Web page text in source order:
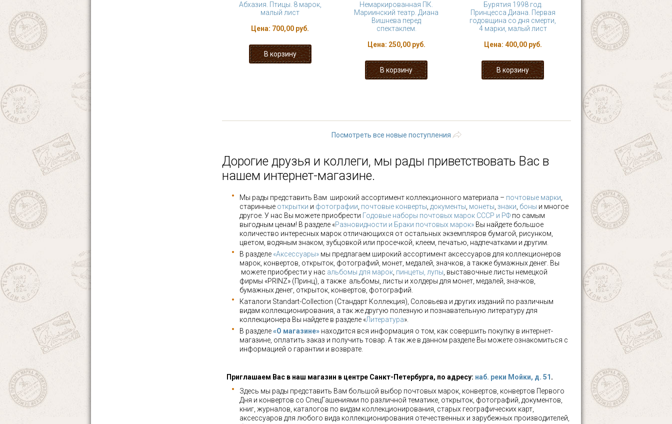
Абхазия. Птицы. 8 марок,
малый лист
Цена: 700,00 руб.
Немаркированная ПК.
Мариинский театр. Диана
Вишнева перед
спектаклем.
Цена: 250,00 руб.
Бурятия 1998 год.
Принцесса Диана. Первая
годовщина со дня смерти,
4 марки, малый лист
Цена: 400,00 руб.
Посмотреть все новые поступления
Дорогие друзья и коллеги, мы рады приветствовать Вас в
нашем интернет-магазине.
Мы рады представить Вам широкий ассортимент коллекционного материала – почтовые марки
старинные открытки и фотографии почтовые конверты документы монеты знаки боны и многое
другое. У нас Вы можете приобрести Годовые наборы почтовых марок СССР и РФ по самым
выгодным ценам! В разделе «Разновидности и Браки почтовых марок» Вы найдете большое
количество интересных марок отличающихся от остальных экземпляров бумагой, рисунком,
цветом, водяным знаком, зубцовкой или просечкой, клеем, печатью, надпечатками и другим.
В разделе «Аксессуары» мы предлагаем широкий ассортимент аксессуаров для коллекционеров
марок, конвертов, открыток, фотографий, монет, медалей, значков, а также бумажных денег. Вы
можете приобрести у нас альбомы для марок пинцеты, лупы , выставочные листы немецкой
фирмы «PRINZ» (Принц), а также альбомы, листы и холдеры для монет, медалей, значков,
бумажных денег, открыток, конвертов, фотографий.
Каталоги Standart-Collection (Стандарт Коллекция), Соловьева и других изданий по различным
видам коллекционирования, а так же другую полезную и познавательную литературу для
коллекционера Вы найдете в разделе «Литература».
В разделе«О магазине» находится вся информация о том, как совершить покупку в интернет-
магазине, оплатить заказ и получить товар. А так же в данном разделе Вы можете ознакомиться с
информацией о гарантии и возврате.
Приглашаем Вас в наш магазин в центре Санкт-Петербурга, по адресу: наб. реки Мойки, д. 51 .
Здесь мы рады представить Вам большой выбор почтовых марок, конвертов, конвертов Первого
Дня и конвертов со СпецГашениями по различной тематике, открыток, фотографий, документов,
книг, журналов, каталогов по видам коллекционирования, старых географических карт,
аксессуаров для любого вида коллекционирования отечественных и зарубежных производителей,